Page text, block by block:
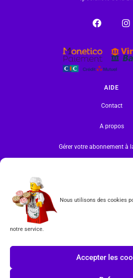
Nous utilisons des cookies
notre service.
Accepter les
AIDE
Contact
A propos
Gérer votre abonnement à
CGV
Tous les produits vendus sur ce site sont fabriqués par
marque déposée par The LEGO Group. Les propriétaires
en restent les propriétaires. Tous droits réservés.